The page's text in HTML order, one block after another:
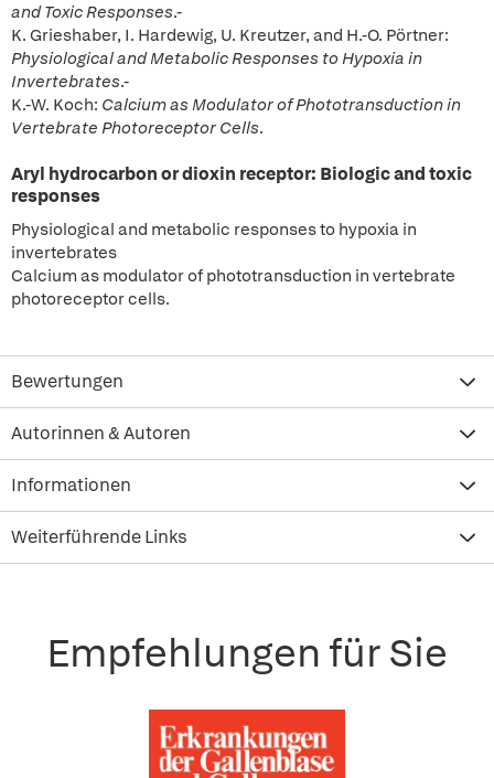
and Toxic Responses.-
K. Grieshaber, I. Hardewig, U. Kreutzer, and H.-O. Pörtner:
Physiological and Metabolic Responses to Hypoxia in
Invertebrates.-
K.-W. Koch: Calcium as Modulator of Phototransduction in
Vertebrate Photoreceptor Cells.
Aryl hydrocarbon or dioxin receptor: Biologic and toxic
responses
Physiological and metabolic responses to hypoxia in
invertebrates
Calcium as modulator of phototransduction in vertebrate
photoreceptor cells.
Bewertungen
Autorinnen & Autoren
Informationen
Weiterführende Links
Empfehlungen für Sie